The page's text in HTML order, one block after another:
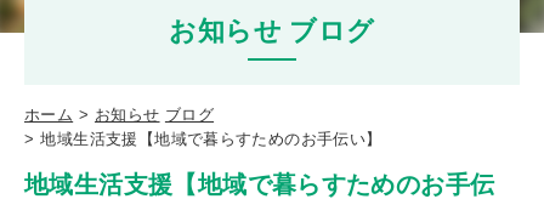
お知らせ ブログ
ホーム お知らせ ブログ
地域生活支援【地域で暮らすためのお手伝い】
地域生活支援【地域で暮らすためのお手伝